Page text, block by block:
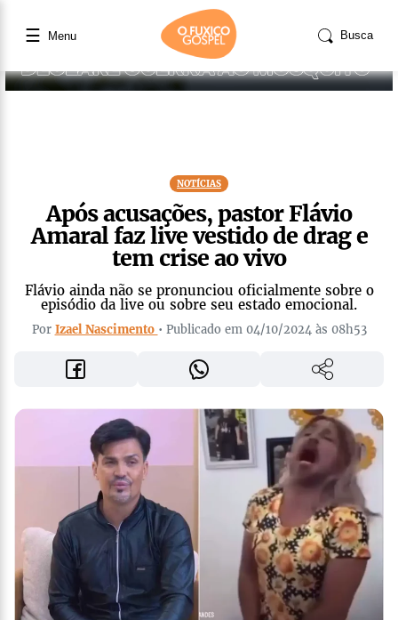
☰ Menu Busca
NOTÍCIAS
Após acusações, pastor Flávio
Amaral faz live vestido de drag e
tem crise ao vivo
Flávio ainda não se pronunciou oficialmente sobre o
episódio da live ou sobre seu estado emocional.
Por Izael Nascimento • Publicado em 04/10/2024 às 08h53